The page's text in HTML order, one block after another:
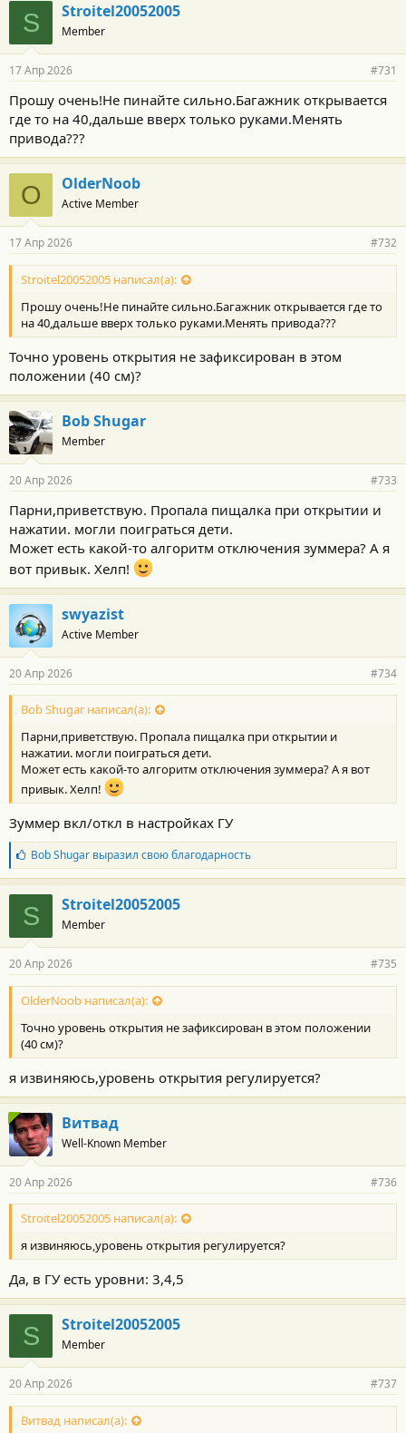
S Stroitel20052005
Member
17 Апр 2026 #731
Прошу очень!Не пинайте сильно.Багажник открывается
где то на 40,дальше вверх только руками.Менять
привода???
O OlderNoob
Active Member
17 Апр 2026 #732
Stroitel20052005 написал(а):
Прошу очень!Не пинайте сильно.Багажник открывается где то
на 40,дальше вверх только руками.Менять привода???
Точно уровень открытия не зафиксирован в этом
положении (40 см)?
Bob Shugar
Member
20 Апр 2026 #733
Парни,приветствую. Пропала пищалка при открытии и
нажатии. могли поиграться дети.
Может есть какой-то алгоритм отключения зуммера? А я
вот привык. Хелп!
swyazist
Active Member
20 Апр 2026 #734
Bob Shugar написал(а):
Парни,приветствую. Пропала пищалка при открытии и
нажатии. могли поиграться дети.
Может есть какой-то алгоритм отключения зуммера? А я вот
привык. Хелп!
Зуммер вкл/откл в настройках ГУ
Б
л
а
г
о
д
а
н
о
с
и
:
Bob Shugarвыразил свою благодарность
S Stroitel20052005
Member
20 Апр 2026 #735
OlderNoob написал(а):
Точно уровень открытия не зафиксирован в этом положении
(40 см)?
я извиняюсь,уровень открытия регулируется?
Витвад
Well-Known Member
20 Апр 2026 #736
Stroitel20052005 написал(а):
я извиняюсь,уровень открытия регулируется?
Да, в ГУ есть уровни: 3,4,5
S Stroitel20052005
Member
20 Апр 2026 #737
Витвад написал(а):